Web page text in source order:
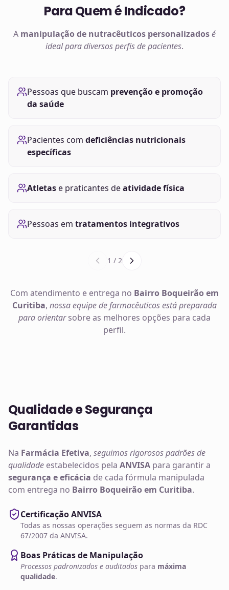
Para Quem é Indicado?
A manipulação de nutracêuticos personalizadosé
ideal para diversos perfis de pacientes.
Pessoas que buscam prevenção e promoção
da saúde
Pacientes com deficiências nutricionais
específicas
Atletase praticantes deatividade física
Pessoas em tratamentos integrativos
1 / 2
Com atendimento e entrega no Bairro Boqueirão em
Curitiba, nossa equipe de farmacêuticos está preparada
para orientarsobre as melhores opções para cada
perfil.
Qualidade e Segurança
Garantidas
Na Farmácia Efetiva, seguimos rigorosos padrões de
qualidade estabelecidos pela ANVISA para garantir a
segurança e eficácia de cada fórmula manipulada
com entrega no Bairro Boqueirão em Curitiba.
Certificação ANVISA
Todas as nossas operações seguem as normas da RDC
67/2007 da ANVISA.
Boas Práticas de Manipulação
Processos padronizados e auditados para máxima
qualidade.